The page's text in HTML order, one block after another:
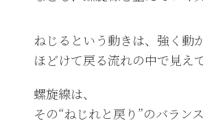
ねじるという動きは、強く動
ほどけて戻る流れの中で見え
螺旋線は、
その“ねじれと戻り”のバラン